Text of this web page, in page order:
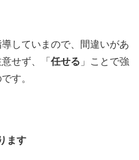
していまので、間違いがあ
せず、「 任せる 」ことで強
す。
ます